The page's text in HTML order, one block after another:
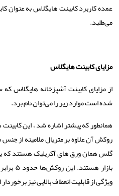
عمده کاربرد کابینت هایگلاس به عنوان
می‌طلبد.
مزایای کابینت هایگلاس
از مزایای کابینت آشپزخانه هایگلاس که
شده است موارد زیر را میتوان نام برد.
همانطور که پیشتر اشاره شد ، این
روکش آن علاوه بر متریال ملامینه از
گلس همان ورق ‌های آکریلیک هستند که
بازار
ویژگی از قابلیت انعطاف بالایی نیز برخوردار